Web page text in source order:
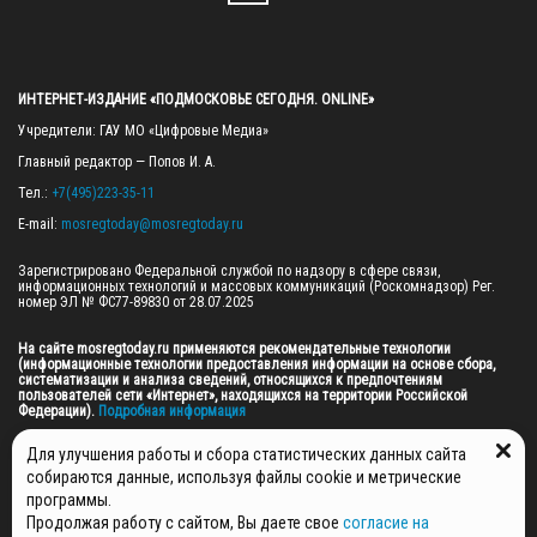
ИНТЕРНЕТ-ИЗДАНИЕ «ПОДМОСКОВЬЕ СЕГОДНЯ. ONLINE»
Учредители: ГАУ МО «Цифровые Медиа»
Главный редактор — Попов И. А.
Тел.: +7(495)223-35-11
E-mail: mosregtoday@mosregtoday.ru
Зарегистрировано Федеральной службой по надзору в сфере связи,
информационных технологий и массовых коммуникаций (Роскомнадзор) Рег.
номер ЭЛ № ФС77-89830 от 28.07.2025
На сайте mosregtoday.ru применяются рекомендательные технологии
(информационные технологии предоставления информации на основе сбора,
систематизации и анализа сведений, относящихся к предпочтениям
пользователей сети «Интернет», находящихся на территории Российской
Федерации). Подробная информация
© 2026 ПРАВА НА ВСЕ МАТЕРИАЛЫ САЙТА ПРИНАДЛЕЖАТ ГАУ МО "ЦИФРОВЫЕ
МЕДИА" (ОГРН: 1255000059467).
Для улучшения работы и сбора статистических данных сайта
собираются данные, используя файлы cookie и метрические
программы.
Продолжая работу с сайтом, Вы даете свое согласие на